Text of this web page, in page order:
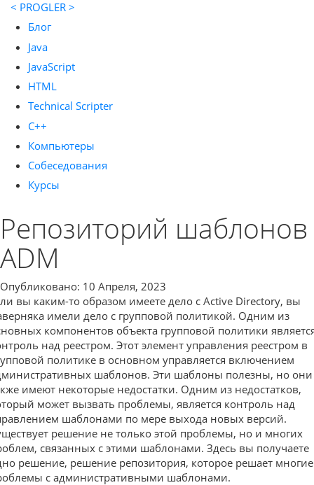
< PROGLER >
Блог
Java
JavaScript
HTML
Technical Scripter
C++
Компьютеры
Собеседования
Курсы
Репозиторий шаблонов
ADM
Опубликовано: 10 Апреля, 2023
вы каким-то образом имеете дело с Active Directory, вы
имели дело с групповой политикой. Одним из
компонентов объекта групповой политики
над реестром. Этот элемент управления реестром в
политике в основном управляется включением
шаблонов. Эти шаблоны полезны, но они
имеют некоторые недостатки. Одним из недостатков,
может вызвать проблемы, является контроль над
шаблонами по мере выхода новых версий.
решение не только этой проблемы, но и многих
связанных с этими шаблонами. Здесь вы получаете
решение, решение репозитория, которое решает многие
с административными шаблонами.